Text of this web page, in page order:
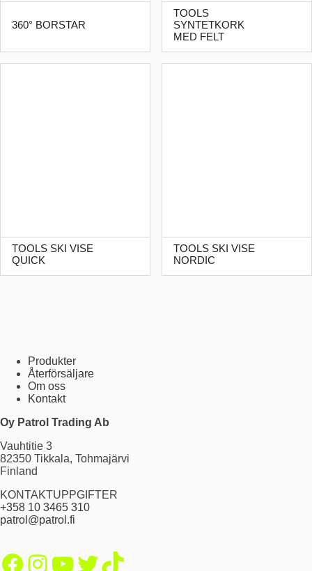
360° BORSTAR
TOOLS
SYNTETKORK
MED FELT
TOOLS SKI VISE
QUICK
TOOLS SKI VISE
NORDIC
Produkter
Återförsäljare
Om oss
Kontakt
Oy Patrol Trading Ab
Vauhtitie 3
82350 Tikkala, Tohmajärvi
Finland
KONTAKTUPPGIFTER
+358 10 3465 310
patrol@patrol.fi
Facebook
Instagram
YouTube
Twitter
TikTok